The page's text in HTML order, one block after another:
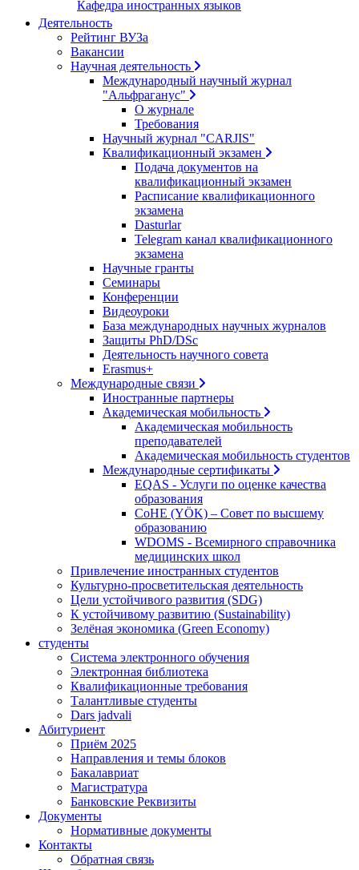
Кафедра иностранных языков
Деятельность
Рейтинг ВУЗа
Вакансии
Научная деятельность
Международный научный журнал
"Альфраганус"
О журнале
Требования
Научный журнал "CARJIS"
Квалификационный экзамен
Подача документов на
квалификационный экзамен
Расписание квалификационного
экзамена
Dasturlar
Telegram канал квалификационного
экзамена
Научные гранты
Семинары
Конференции
Видеоуроки
База международных научных журналов
Защиты PhD/DSc
Деятельность научного совета
Erasmus+
Международные связи
Иностранные партнеры
Академическая мобильность
Академическая мобильность
преподавателей
Академическая мобильность студентов
Международные сертификаты
EQAS - Услуги по оценке качества
образования
CoHE (YÖK) – Совет по высшему
образованию
WDOMS - Всемирного справочника
медицинских школ
Привлечение иностранных студентов
Культурно-просветительская деятельность
Цели устойчивого развития (SDG)
К устойчивому развитию (Sustainability)
Зелёная экономика (Green Economy)
студенты
Система электронного обучения
Электронная библиотека
Квалификационные требования
Талантливые студенты
Dars jadvali
Абитуриент
Приём 2025
Направления и темы блоков
Бакалавриат
Магистратура
Банковские Реквизиты
Документы
Нормативные документы
Контакты
Обратная связь